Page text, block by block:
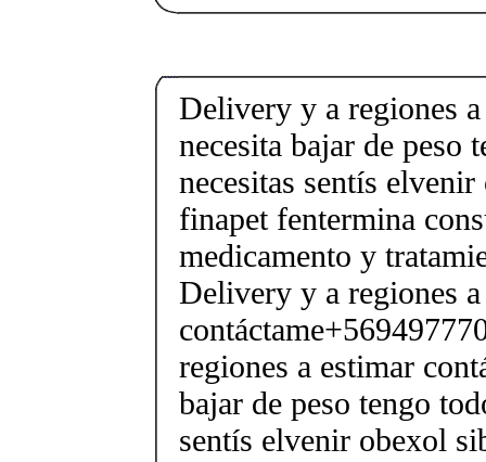
Delivery y a regiones
necesita bajar de peso
necesitas sentís
finapet fentermina
medicamento y
Delivery y a regiones
regiones a estimar
bajar de peso tengo
sentís elvenir obexol